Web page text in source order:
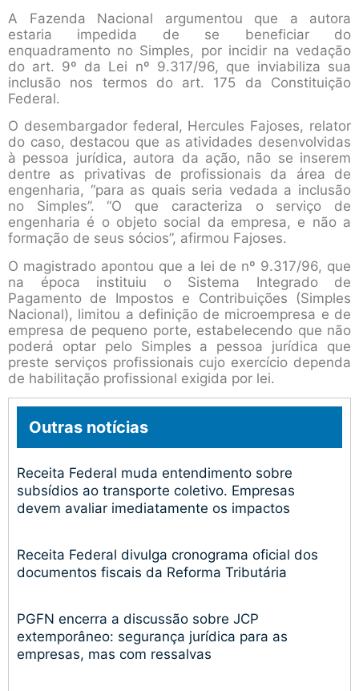
A Fazenda Nacional argumentou que a autora
estaria impedida de se beneficiar do
enquadramento no Simples, por incidir na vedação
do art. 9º da Lei nº 9.317/96, que inviabiliza sua
inclusão nos termos do art. 175 da Constituição
Federal.
O desembargador federal, Hercules Fajoses, relator
do caso, destacou que as atividades desenvolvidas
à pessoa jurídica, autora da ação, não se inserem
dentre as privativas de profissionais da área de
engenharia, “para as quais seria vedada a inclusão
no Simples”. “O que caracteriza o serviço de
engenharia é o objeto social da empresa, e não a
formação de seus sócios”, afirmou Fajoses.
O magistrado apontou que a lei de nº 9.317/96, que
na época instituiu o Sistema Integrado de
Pagamento de Impostos e Contribuições (Simples
Nacional), limitou a definição de microempresa e de
empresa de pequeno porte, estabelecendo que não
poderá optar pelo Simples a pessoa jurídica que
preste serviços profissionais cujo exercício dependa
de habilitação profissional exigida por lei.
Outras notícias
Receita Federal muda entendimento sobre
subsídios ao transporte coletivo. Empresas
devem avaliar imediatamente os impactos
Receita Federal divulga cronograma oficial dos
documentos fiscais da Reforma Tributária
PGFN encerra a discussão sobre JCP
extemporâneo: segurança jurídica para as
empresas, mas com ressalvas